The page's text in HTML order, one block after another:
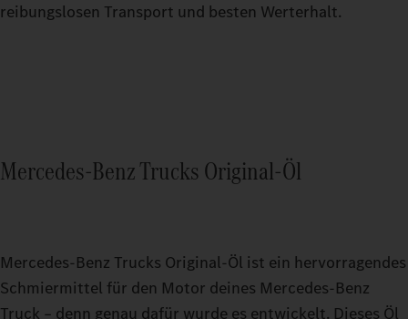
reibungslosen Transport und besten Werterhalt.
Mercedes‑Benz Trucks Original‑Öl
Mercedes‑Benz Trucks Original‑Öl ist ein hervorragendes
Schmiermittel für den Motor deines Mercedes‑Benz
Truck – denn genau dafür wurde es entwickelt. Dieses Öl